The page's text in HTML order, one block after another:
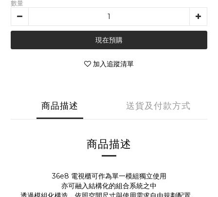
數量
現在預購
加入追蹤清單
商品描述 送貨及付款方式
商品描述
36e8 電視櫃可作為單一模組獨立使用
亦可融入結構化的組合系統之中